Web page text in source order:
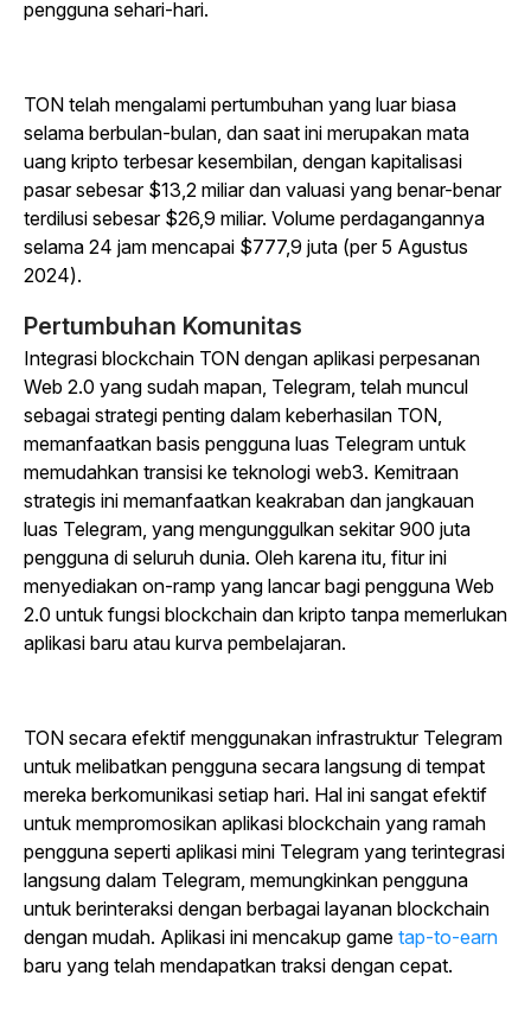
pengguna sehari-hari.
TON telah mengalami pertumbuhan yang luar biasa
selama berbulan-bulan, dan saat ini merupakan mata
uang kripto terbesar kesembilan, dengan kapitalisasi
pasar sebesar $13,2 miliar dan valuasi yang benar-benar
terdilusi sebesar $26,9 miliar. Volume perdagangannya
selama 24 jam mencapai $777,9 juta (per 5 Agustus
2024).
Pertumbuhan Komunitas
Integrasi blockchain TON dengan aplikasi perpesanan
Web 2.0 yang sudah mapan, Telegram, telah muncul
sebagai strategi penting dalam keberhasilan TON,
memanfaatkan basis pengguna luas Telegram untuk
memudahkan transisi ke teknologi web3. Kemitraan
strategis ini memanfaatkan keakraban dan jangkauan
luas Telegram, yang mengunggulkan sekitar 900 juta
pengguna di seluruh dunia. Oleh karena itu, fitur ini
menyediakan on-ramp yang lancar bagi pengguna Web
2.0 untuk fungsi blockchain dan kripto tanpa memerlukan
aplikasi baru atau kurva pembelajaran.
TON secara efektif menggunakan infrastruktur Telegram
untuk melibatkan pengguna secara langsung di tempat
mereka berkomunikasi setiap hari. Hal ini sangat efektif
untuk mempromosikan aplikasi blockchain yang ramah
pengguna seperti aplikasi mini Telegram yang terintegrasi
langsung dalam Telegram, memungkinkan pengguna
untuk berinteraksi dengan berbagai layanan blockchain
dengan mudah. Aplikasi ini mencakup game tap-to-earn
baru yang telah mendapatkan traksi dengan cepat.